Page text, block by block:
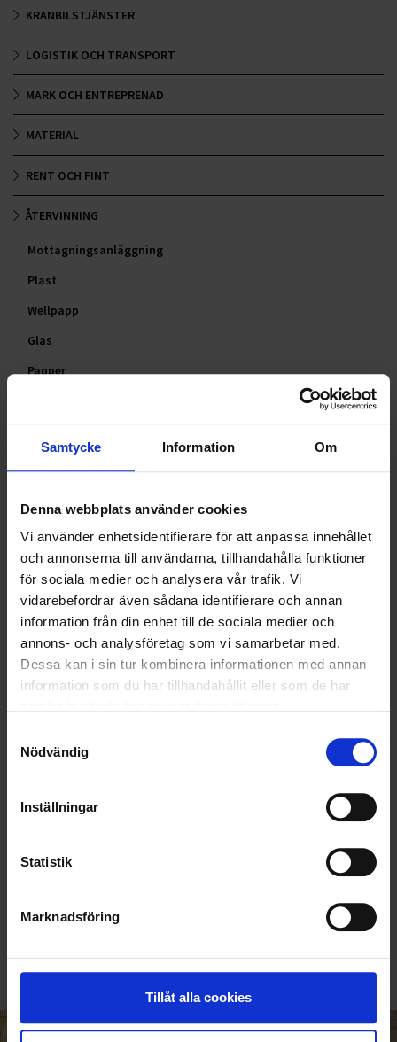
Samtycke Information Om
Denna webbplats använder cookies
Vi använder enhetsidentifierare för att anpassa innehållet
och annonserna till användarna, tillhandahålla funktioner
för sociala medier och analysera vår trafik. Vi
vidarebefordrar även sådana identifierare och annan
information från din enhet till de sociala medier och
annons- och analysföretag som vi samarbetar med.
Dessa kan i sin tur kombinera informationen med annan
information som du har tillhandahållit eller som de har
Nödvändig
Inställningar
Statistik
Marknadsföring
Tillåt alla cookies
KRANBILSTJÄNSTER
LOGISTIK OCH TRANSPORT
MARK OCH ENTREPRENAD
MATERIAL
RENT OCH FINT
ÅTERVINNING
Mottagningsanläggning
Plast
Wellpapp
Glas
Papper
TJÄNSTER I STOCKHOLM/MÄLARDALEN
HÅLLBAR RÅDGIVNING FÖR FÖRETAG OCH INDUSTRIER
010-45 00 200​